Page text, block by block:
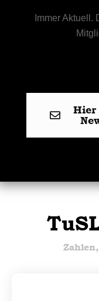
Immer Aktuell.
Hier